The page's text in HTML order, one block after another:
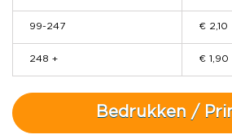
99-247 € 2,10
248 + € 1,90
Bedrukken /